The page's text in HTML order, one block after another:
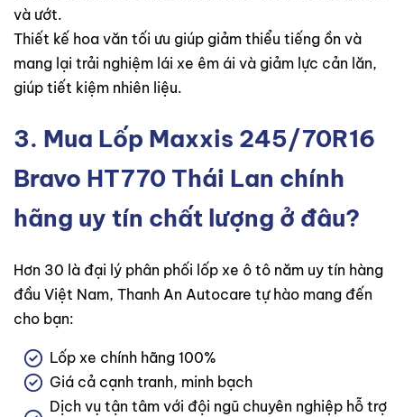
và ướt.
Thiết kế hoa văn tối ưu giúp giảm thiểu tiếng ồn và
mang lại trải nghiệm lái xe êm ái và giảm lực cản lăn,
giúp tiết kiệm nhiên liệu.
3. Mua Lốp Maxxis 245/70R16
Bravo HT770 Thái Lan chính
hãng uy tín chất lượng ở đâu?
Hơn 30 là đại lý phân phối lốp xe ô tô năm uy tín hàng
đầu Việt Nam, Thanh An Autocare tự hào mang đến
cho bạn:
Lốp xe chính hãng 100%
Giá cả cạnh tranh, minh bạch
Dịch vụ tận tâm với đội ngũ chuyên nghiệp hỗ trợ